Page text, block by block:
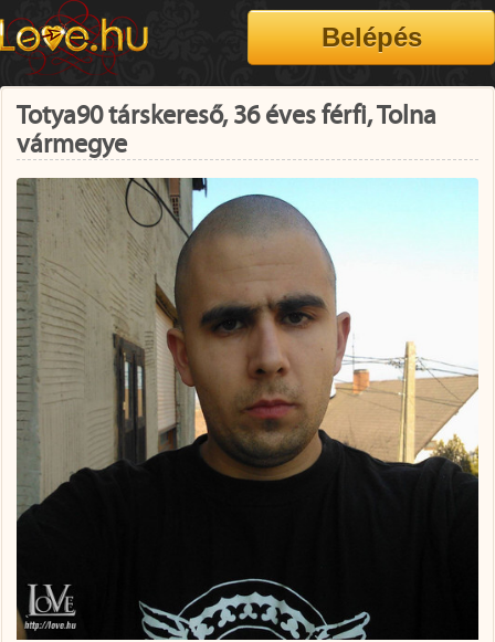
Totya90 társkereső, 36 éves férfi, Tolna
vármegye